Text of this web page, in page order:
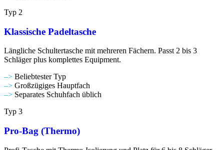
Typ 2
Klassische Padeltasche
Längliche Schultertasche mit mehreren Fächern. Passt 2 bis 3
Schläger plus komplettes Equipment.
–> Beliebtester Typ
–> Großzügiges Hauptfach
–> Separates Schuhfach üblich
Typ 3
Pro-Bag (Thermo)